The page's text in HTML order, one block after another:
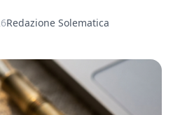
Redazione Solematica